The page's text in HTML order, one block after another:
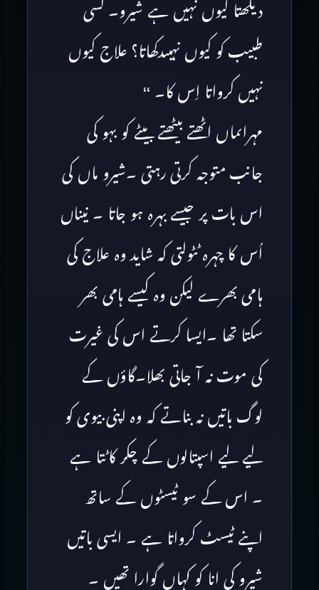
دیکھتا کیوں نہیں ہے شیرو۔ کسی
طبیب کو کیوں نہیںدکھاتا؟ علاج کیوں
نہیں کرواتا اِس کا۔ ‘‘
مہراںماں اٹھتے بیٹھتے بیٹے کو بہو کی
جانب متوجہ کرتی رہتی ۔شیرو ماں کی
اس بات پر جیسے بہرہ ہو جاتا ۔ نیناں
اُس کا چہرہ ٹٹولتی کہ شاید وہ علاج کی
ہامی بھرے لیکن وہ کیسے ہامی بھر
سکتا تھا ۔ایسا کرتے اس کی غیرت
کی موت نہ آ جاتی بھلا۔گاؤں کے
لوگ باتیں نہ بناتے کہ وہ اپنی بیوی کو
لیے لیے اسپتالوں کے چکر کاٹتا ہے
۔ اس کے سو ٹیسٹوں کے ساتھ
اپنے ٹیسٹ کرواتا ہے ۔ ایسی باتیں
شیرو کی انا کو کہاں گوارا تھیں ۔